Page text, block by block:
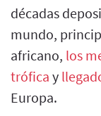
décadas
mundo,
africano, los
trófica y
Europa.